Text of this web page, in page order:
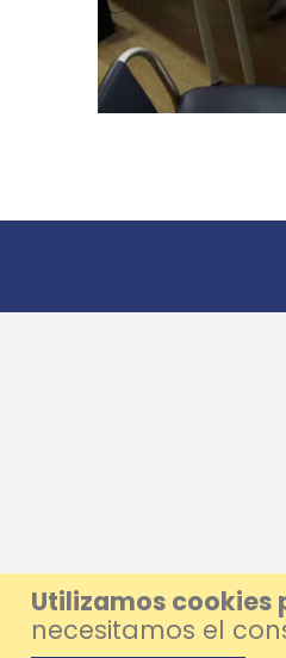
Utilizamos cookies
necesitamos el